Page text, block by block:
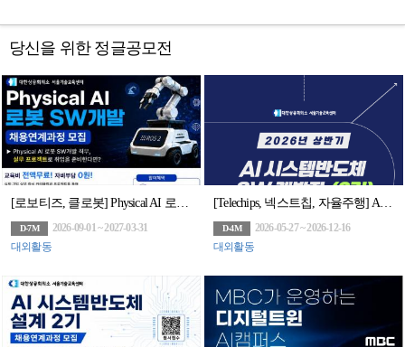
당신을 위한 정글공모전
[로보티즈, 클로봇] Physical AI 로봇 SW개발 채용연계과정 모집
D-7M
2026-09-01 ~ 2027-03-31
대외활동
[Telechips, 넥스트칩, 자율주행] AI 시스템반도체 SW개발자 (2기)채용연계과정
D-4M
2026-05-27 ~ 2026-12-16
대외활동